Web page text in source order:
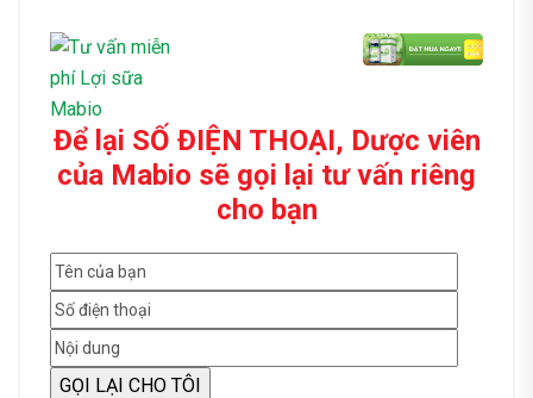
Để lại SỐ ĐIỆN THOẠI, Dược viên
của Mabio sẽ gọi lại tư vấn riêng
cho bạn